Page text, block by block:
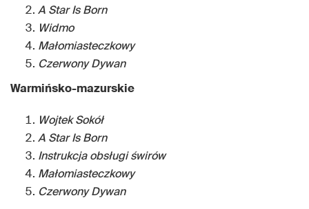
A Star Is Born
Widmo
Małomiasteczkowy
Czerwony Dywan
Warmińsko-mazurskie
Wojtek Sokół
A Star Is Born
Instrukcja obsługi świrów
Małomiasteczkowy
Czerwony Dywan